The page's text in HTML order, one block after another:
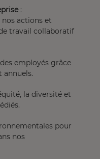
:
actions et
travail collaboratif
employés grâce
annuels.
la diversité et
pour
nos